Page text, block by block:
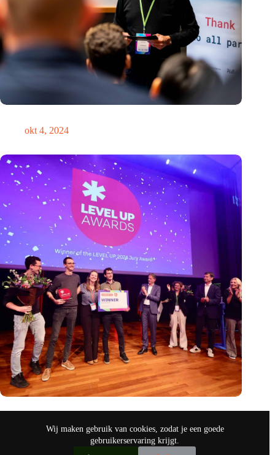
Wij maken gebruik van cookies, zodat je een goede
gebruikerservaring krijgt.
okt 4, 2024
een inspirerend startup event
sep 30, 2024